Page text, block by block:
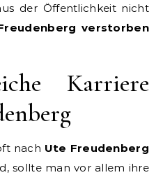
der Öffentlichkeit nicht
verstorben
Karriere
nach Ute Freudenberg
sollte man vor allem ihre